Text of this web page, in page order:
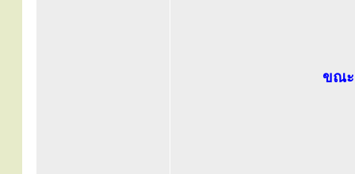
ขณะ